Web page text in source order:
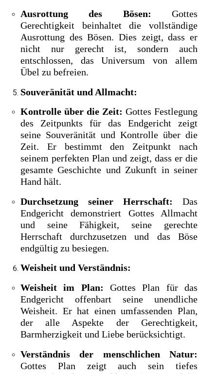
Ausrottung des Bösen: Gottes
Gerechtigkeit beinhaltet die vollständige
Ausrottung des Bösen. Dies zeigt, dass er
nicht nur gerecht ist, sondern auch
entschlossen, das Universum von allem
Übel zu befreien.
Souveränität und Allmacht:
Kontrolle über die Zeit: Gottes Festlegung
des Zeitpunkts für das Endgericht zeigt
seine Souveränität und Kontrolle über die
Zeit. Er bestimmt den Zeitpunkt nach
seinem perfekten Plan und zeigt, dass er die
gesamte Geschichte und Zukunft in seiner
Hand hält.
Durchsetzung seiner Herrschaft: Das
Endgericht demonstriert Gottes Allmacht
und seine Fähigkeit, seine gerechte
Herrschaft durchzusetzen und das Böse
endgültig zu besiegen.
Weisheit und Verständnis:
Weisheit im Plan: Gottes Plan für das
Endgericht offenbart seine unendliche
Weisheit. Er hat einen umfassenden Plan,
der alle Aspekte der Gerechtigkeit,
Barmherzigkeit und Liebe berücksichtigt.
Verständnis der menschlichen Natur:
Gottes Plan zeigt auch sein tiefes